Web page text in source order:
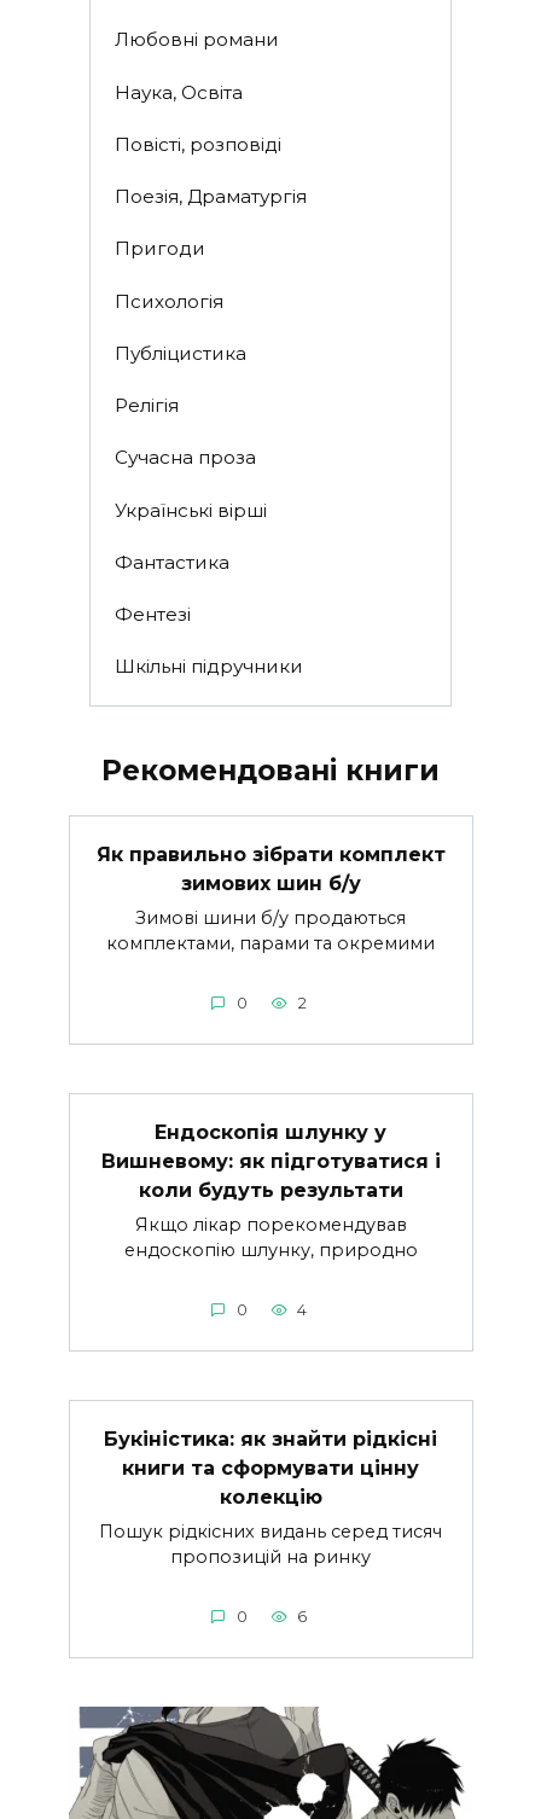
Любовні романи
Наука, Освіта
Повісті, розповіді
Поезія, Драматургія
Пригоди
Психологія
Публіцистика
Релігія
Сучасна проза
Українські вірші
Фантастика
Фентезі
Шкільні підручники
Рекомендовані книги
Як правильно зібрати комплект
зимових шин б/у
Зимові шини б/у продаються
комплектами, парами та окремими
0 2
Ендоскопія шлунку у
Вишневому: як підготуватися і
коли будуть результати
Якщо лікар порекомендував
ендоскопію шлунку, природно
0 4
Букіністика: як знайти рідкісні
книги та сформувати цінну
колекцію
Пошук рідкісних видань серед тисяч
пропозицій на ринку
0 6